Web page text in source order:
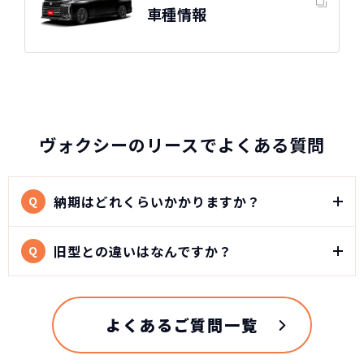
総支払い金額
だけます。
※車種により契約年数は異なります
自動車ローンで所有した場合
車種情報
た90系ヴォクシーは、ノアの兄弟車です。ヴォクシ
ーは、3ナンバー専用車種としてエアロフォルムグ
レードのみに絞られ、ターゲットは先代から引き続
き、ヤングファミリーとなります。このミドルクラ
スは、ほかのメーカー各社からも投入される激戦カ
車両本体価格も、ガソリン2WD車でも300万円を超
える価格帯となり、大幅な価格アップになったこと
により、装備はワンランクもツーランクもアップし
トヨタ ヴォクシーの
ヴォクシーのリースでよくある質問
Q 納期はどれくらいかかりますか？
Q 旧型との違いはなんですか？
よくあるご質問一覧